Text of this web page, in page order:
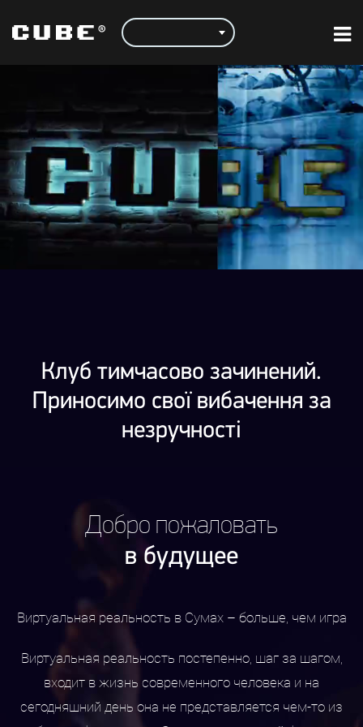
Клуб тимчасово зачинений.
Приносимо свої вибачення за
незручності
Добро пожаловать
в будущее
Виртуальная реальность в Сумах – больше, чем игра
Виртуальная реальность постепенно, шаг за шагом,
входит в жизнь современного человека и на
сегодняшний день она не представляется чем-то из